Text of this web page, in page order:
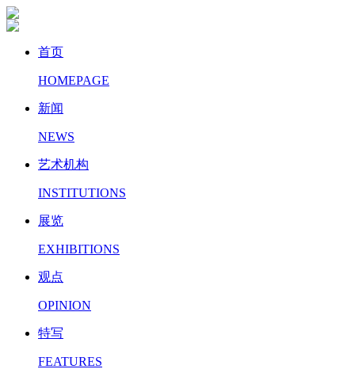
首页
HOMEPAGE
新闻
NEWS
艺术机构
INSTITUTIONS
展览
EXHIBITIONS
观点
OPINION
特写
FEATURES